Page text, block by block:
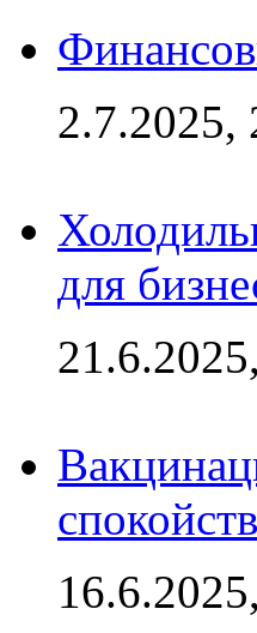
2.7.2025,
для